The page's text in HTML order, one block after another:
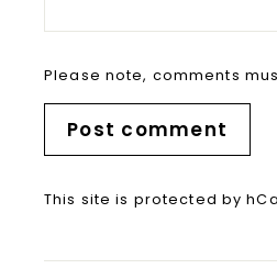
Please note, comments
Post comment
This site is protected by